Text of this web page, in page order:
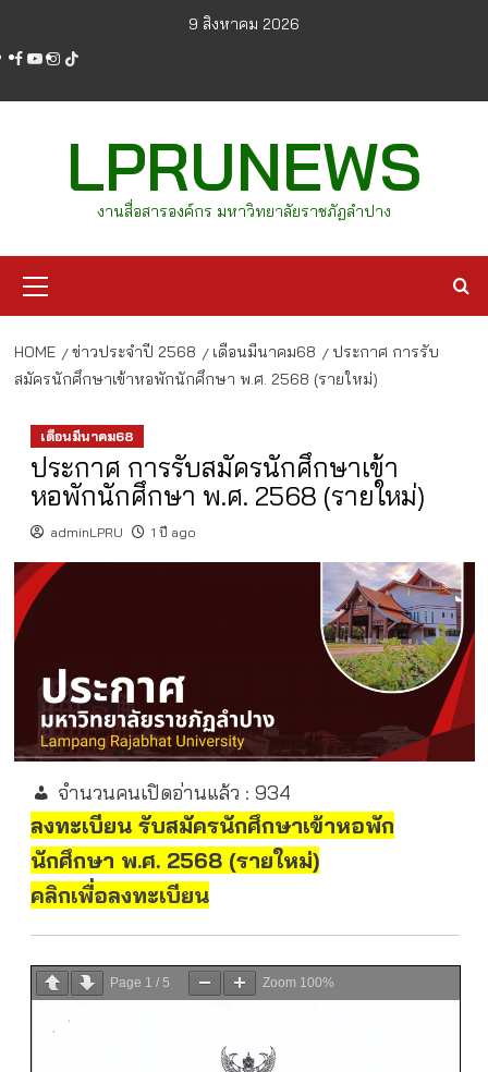
content
9 สิงหาคม 2026
facebook
youtube
instagram
tiktok
LPRUNEWS
งานสื่อสารองค์กร มหาวิทยาลัยราชภัฏลำปาง
Menu
HOME ข่าวประจำปี 2568 เดือนมีนาคม68
ประกาศ การรับ
สมัครนักศึกษาเข้าหอพักนักศึกษา พ.ศ. 2568 (รายใหม่)
เดือนมีนาคม68
ประกาศ การรับสมัครนักศึกษาเข้า
หอพักนักศึกษา พ.ศ. 2568 (รายใหม่)
adminLPRU 1 ปี ago
จำนวนคนเปิดอ่านแล้ว : 934
ลงทะเบียน รับสมัครนักศึกษาเข้าหอพัก
นักศึกษา พ.ศ. 2568 (รายใหม่)
คลิกเพื่อลงทะเบียน
Page 1 / 5 Zoom 100%